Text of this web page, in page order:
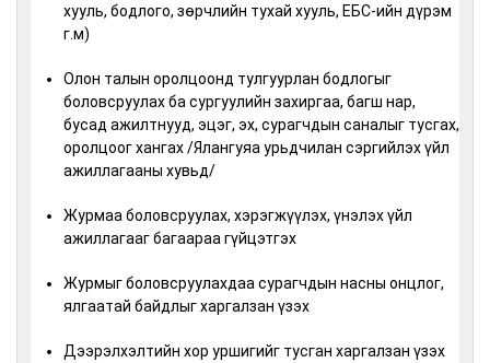
хууль, бодлого, зөрчлийн тухай хууль, ЕБС-ийн дүрэм
г.м)
Олон талын оролцоонд тулгуурлан бодлогыг
боловсруулах ба сургуулийн захиргаа, багш нар,
бусад ажилтнууд, эцэг, эх, сурагчдын саналыг тусгах,
оролцоог хангах /Ялангуяа урьдчилан сэргийлэх үйл
ажиллагааны хувьд/
Журмаа боловсруулах, хэрэгжүүлэх, үнэлэх үйл
ажиллагааг багаараа гүйцэтгэх
Журмыг боловсруулахдаа сурагчдын насны онцлог,
ялгаатай байдлыг харгалзан үзэх
Дээрэлхэлтийн хор уршигийг тусган харгалзан үзэх